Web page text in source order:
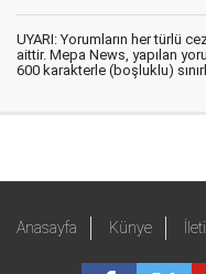
UYARI: Yorumların her türlü
aittir. Mepa News, yapılan
600 karakterle (boşluklu)
Anasayfa Künye